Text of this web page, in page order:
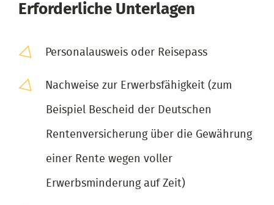
Erforderliche Unterlagen
Personalausweis oder Reisepass
Nachweise zur Erwerbsfähigkeit (zum
Beispiel Bescheid der Deutschen
Rentenversicherung über die Gewährung
einer Rente wegen voller
Erwerbsminderung auf Zeit)